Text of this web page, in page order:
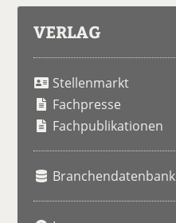
VERLAG
Stellenmarkt
Fachpresse
Fachpublikationen
Branchendatenbank